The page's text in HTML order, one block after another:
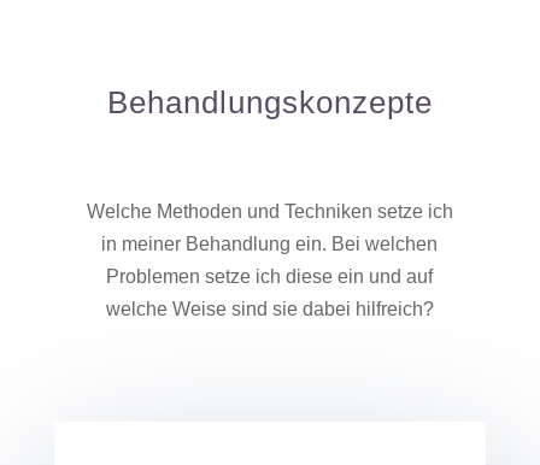
Behandlungskonzepte
Welche Methoden und Techniken setze ich
in meiner Behandlung ein. Bei welchen
Problemen setze ich diese ein und auf
welche Weise sind sie dabei hilfreich?